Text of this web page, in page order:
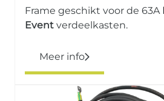
Frame geschikt voor de 63A
Event verdeelkasten.
Meer info